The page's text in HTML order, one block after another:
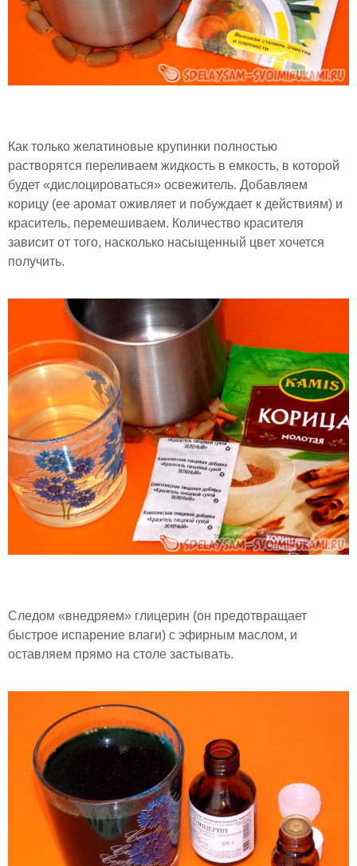
Как только желатиновые крупинки полностью
растворятся переливаем жидкость в емкость, в которой
будет «дислоцироваться» освежитель. Добавляем
корицу (ее аромат оживляет и побуждает к действиям) и
краситель, перемешиваем. Количество красителя
зависит от того, насколько насыщенный цвет хочется
получить.
Следом «внедряем» глицерин (он предотвращает
быстрое испарение влаги) с эфирным маслом, и
оставляем прямо на столе застывать.